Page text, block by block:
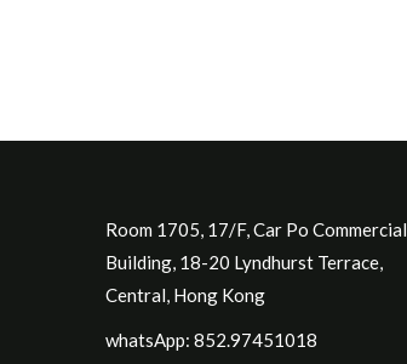
Room 1705, 17/F, Car Po Commercial
Building, 18-20 Lyndhurst Terrace,
Central, Hong Kong
whatsApp: 852.97451018